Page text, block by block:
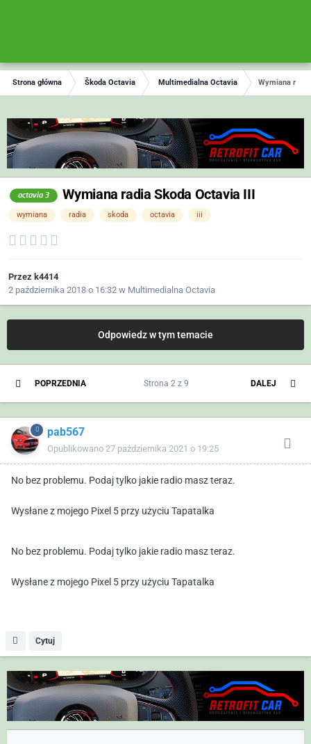
Strona główna Škoda Octavia Multimedialna Octavia Wymiana
octavia 3 Wymiana radia Skoda Octavia III
wymiana radia skoda octavia iii
Przez k4414
2 października 2018 o 16:32 w Multimedialna Octavia
Odpowiedz w tym temacie
POPRZEDNIA DALEJ
Strona 2 z 9
pab567
Opublikowano 27 października 2021 o 19:25
No bez problemu. Podaj tylko jakie radio masz teraz.
Wysłane z mojego Pixel 5 przy użyciu Tapatalka
No bez problemu. Podaj tylko jakie radio masz teraz.
Wysłane z mojego Pixel 5 przy użyciu Tapatalka
Cytuj